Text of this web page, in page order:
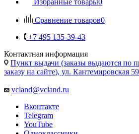
Сравнение товаров0
+7 495 135-39-43
Контактная информация
заказу на сайте), ул. Кантемировская 59а
vcland@vcland.ru
Вконтакте
YouTube
Одноклассники
WhatsApp